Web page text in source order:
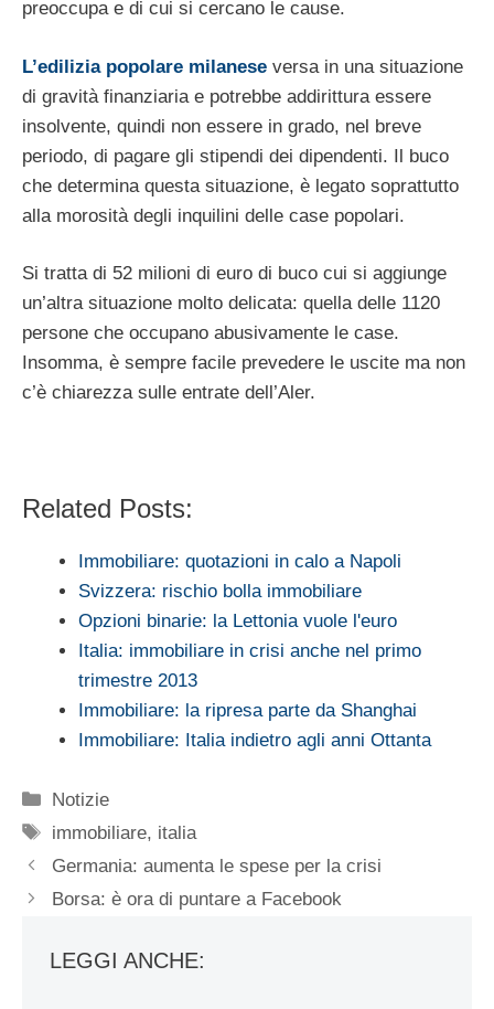
preoccupa e di cui si cercano le cause.
L’edilizia popolare milanese versa in una situazione
di gravità finanziaria e potrebbe addirittura essere
insolvente, quindi non essere in grado, nel breve
periodo, di pagare gli stipendi dei dipendenti. Il buco
che determina questa situazione, è legato soprattutto
alla morosità degli inquilini delle case popolari.
Si tratta di 52 milioni di euro di buco cui si aggiunge
un’altra situazione molto delicata: quella delle 1120
persone che occupano abusivamente le case.
Insomma, è sempre facile prevedere le uscite ma non
c’è chiarezza sulle entrate dell’Aler.
Related Posts:
Immobiliare: quotazioni in calo a Napoli
Svizzera: rischio bolla immobiliare
Opzioni binarie: la Lettonia vuole l'euro
Italia: immobiliare in crisi anche nel primo
trimestre 2013
Immobiliare: la ripresa parte da Shanghai
Immobiliare: Italia indietro agli anni Ottanta
Categorie
Notizie
Tag
immobiliare, italia
Germania: aumenta le spese per la crisi
Borsa: è ora di puntare a Facebook
LEGGI ANCHE: